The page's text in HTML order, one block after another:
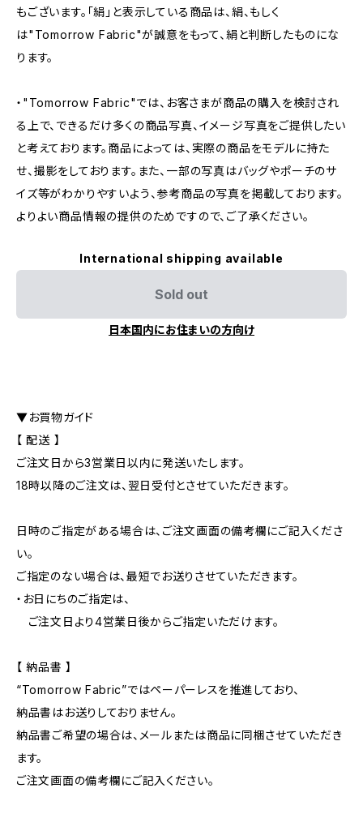
もございます。「絹」と表示している商品は、絹、もしく
は"Tomorrow Fabric"が誠意をもって、絹と判断したものにな
ります。
・"Tomorrow Fabric"では、お客さまが商品の購入を検討され
る上で、できるだけ多くの商品写真、イメージ写真をご提供したい
と考えております。商品によっては、実際の商品をモデルに持た
せ、撮影をしております。また、一部の写真はバッグやポーチのサ
イズ等がわかりやすいよう、参考商品の写真を掲載しております。
よりよい商品情報の提供のためですので、ご了承ください。
International shipping available
Sold out
日本国内にお住まいの方向け
▼お買物ガイド
【 配送 】
ご注文日から3営業日以内に発送いたします。
18時以降のご注文は、翌日受付とさせていただきます。
日時のご指定がある場合は、ご注文画面の備考欄にご記入くださ
い。
ご指定のない場合は、最短でお送りさせていただきます。
・お日にちのご指定は、
ご注文日より4営業日後からご指定いただけます。
【 納品書 】
“Tomorrow Fabric”ではペーパーレスを推進しており、
納品書はお送りしておりません。
納品書ご希望の場合は、メールまたは商品に同梱させていただき
ます。
ご注文画面の備考欄にご記入ください。